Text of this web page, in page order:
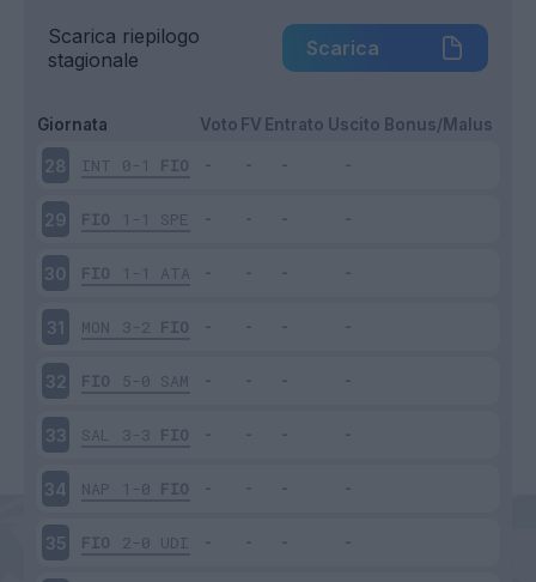
Scarica riepilogo
stagionale
Scarica
Giornata Voto FV Entrato Uscito Bonus/Malus
28 INT 0-1 FIO
29 FIO 1-1 SPE
30 FIO 1-1 ATA
31 MON 3-2 FIO
32 FIO 5-0 SAM
33 SAL 3-3 FIO
34 NAP 1-0 FIO
35 FIO 2-0 UDI